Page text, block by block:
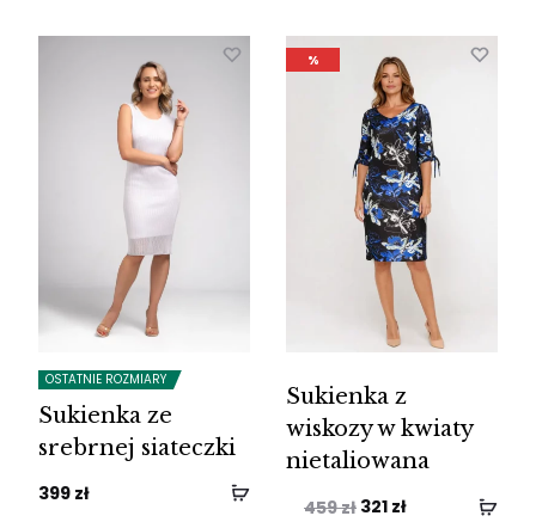
OSTATNIE ROZMIARY
Sukienka ze
srebrnej siateczki
399 zł
%
Sukienka z
wiskozy w kwiaty
nietaliowana
459zł Pierwotna
321 złAktualna